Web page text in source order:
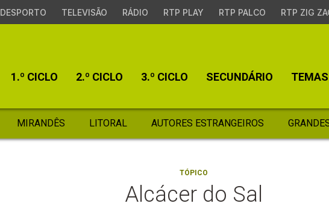
DESPORTO TELEVISÃO RÁDIO RTP PLAY RTP PALCO RTP ZIG
1.º CICLO 2.º CICLO 3.º CICLO SECUNDÁRIO TEMAS
MIRANDÊS LITORAL AUTORES ESTRANGEIROS
TÓPICO
Alcácer do Sal